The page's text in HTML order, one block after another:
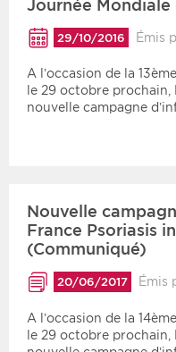
Journée Mondiale
29/10/2016 Émis
A l’occasion de la
le 29 octobre prochain,
nouvelle campagne
Nouvelle
France Psoriasis
(Communiqué)
20/06/2017 Émis
A l’occasion de la
le 29 octobre prochain,